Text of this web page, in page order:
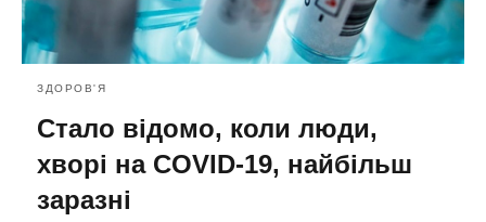
ЗДОРОВ'Я
Стало відомо, коли люди,
хворі на COVID-19, найбільш
заразні